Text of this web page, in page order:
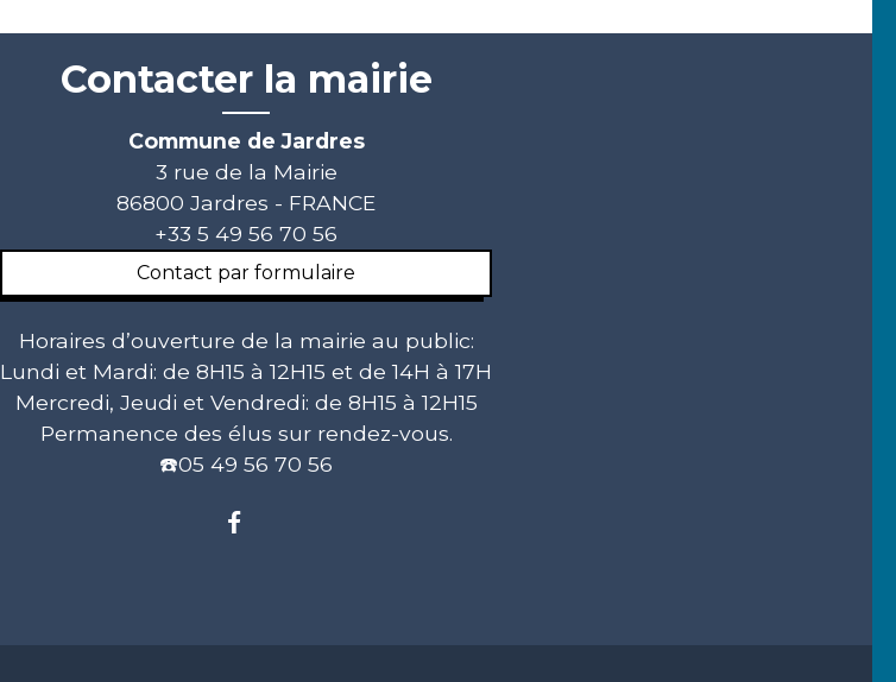
Contacter la mairie
Commune de Jardres
3 rue de la Mairie
86800 Jardres - FRANCE
+33 5 49 56 70 56
Contact par formulaire
Horaires d’ouverture de la mairie au public:
Lundi et Mardi: de 8H15 à 12H15 et de 14H à 17H
Mercredi, Jeudi et Vendredi: de 8H15 à 12H15
Permanence des élus sur rendez-vous.
☎️05 49 56 70 56